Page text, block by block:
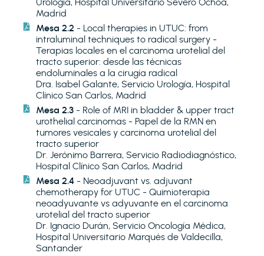
Madrid
Mesa 2.2 - Local therapies in UTUC: from
intraluminal techniques to radical surgery -
Terapias locales en el carcinoma urotelial del
tracto superior: desde las técnicas
endoluminales a la cirugía radical
Dra. Isabel Galante, Servicio Urología, Hospital
Clínico San Carlos, Madrid
Mesa 2.3- Role of MRI in bladder & upper tract
urothelial carcinomas - Papel de la RMN en
tumores vesicales y carcinoma urotelial del
tracto superior
Dr. Jerónimo Barrera, Servicio Radiodiagnóstico,
Hospital Clínico San Carlos, Madrid
Mesa 2.4 - Neoadjuvant vs. adjuvant
chemotherapy for UTUC - Quimioterapia
neoadyuvante vs adyuvante en el carcinoma
urotelial del tracto superior
Dr. Ignacio Durán, Servicio Oncología Médica,
Hospital Universitario Marqués de Valdecilla,
Santander